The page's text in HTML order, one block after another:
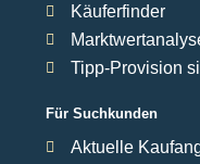
Käuferfinder
Tipp-Provision
Für Suchkunden
Aktuelle